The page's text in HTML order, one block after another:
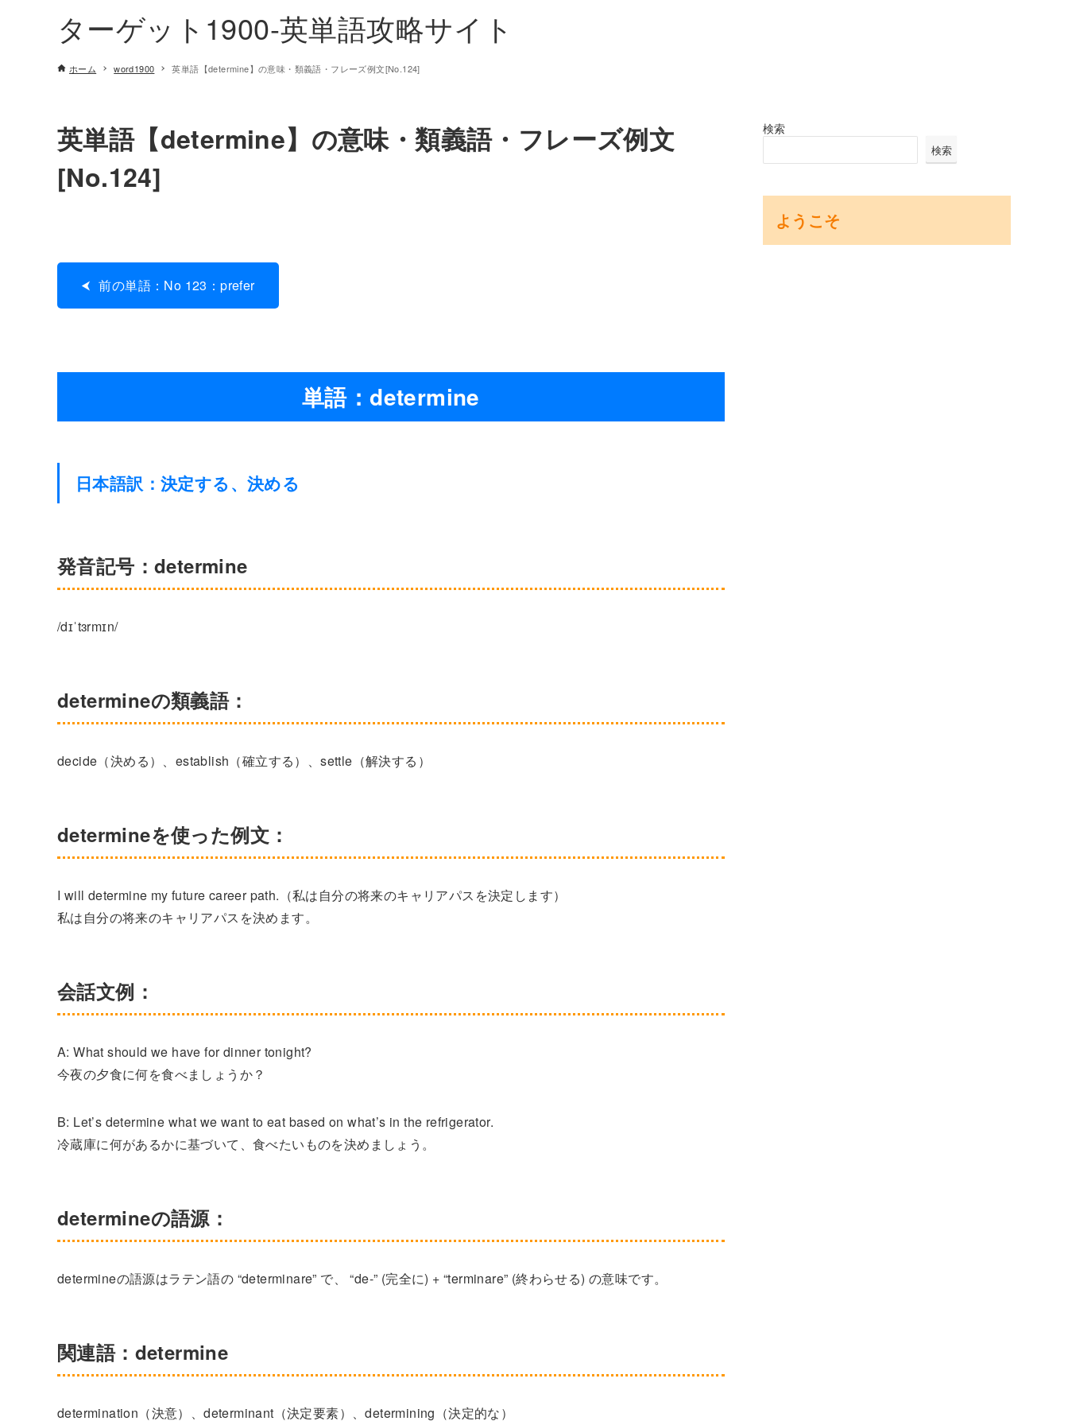
ターゲット1900-英単語攻略サイト
ホーム word1900 英単語【determine】の意味・類義語・フレーズ例文[No.124]
英単語【determine】の意味・類義語・フレーズ例文
[No.124]
前の単語：No 123：prefer
単語：determine
日本語訳：決定する、決める
発音記号：determine
/dɪˈtɜrmɪn/
determineの類義語：
decide（決める）、establish（確立する）、settle（解決する）
determineを使った例文：
I will determine my future career path.（私は自分の将来のキャリアパスを決定します）
私は自分の将来のキャリアパスを決めます。
会話文例：
A: What should we have for dinner tonight?
今夜の夕食に何を食べましょうか？
B: Let’s determine what we want to eat based on what’s in the refrigerator.
冷蔵庫に何があるかに基づいて、食べたいものを決めましょう。
determineの語源：
determineの語源はラテン語の “determinare” で、 “de-” (完全に) + “terminare” (終わらせる) の意味です。
関連語：determine
determination（決意）、determinant（決定要素）、determining（決定的な）
検索
検索
ようこそ